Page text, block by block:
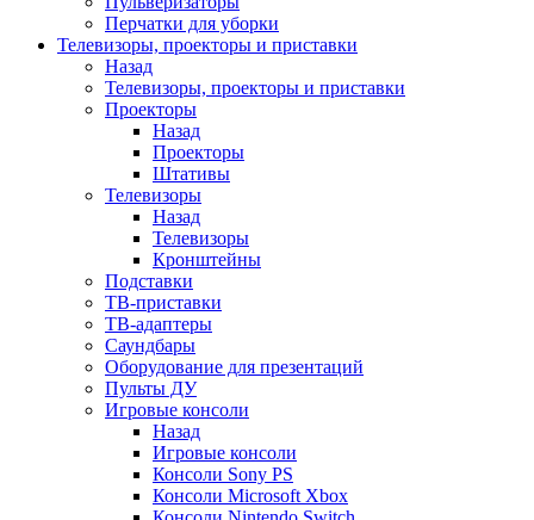
Перчатки для уборки
Телевизоры, проекторы и приставки
Назад
Телевизоры, проекторы и приставки
Проекторы
Назад
Проекторы
Штативы
Телевизоры
Назад
Телевизоры
Кронштейны
Подставки
ТВ-приставки
ТВ-адаптеры
Саундбары
Оборудование для презентаций
Пульты ДУ
Игровые консоли
Назад
Игровые консоли
Консоли Sony PS
Консоли Microsoft Xbox